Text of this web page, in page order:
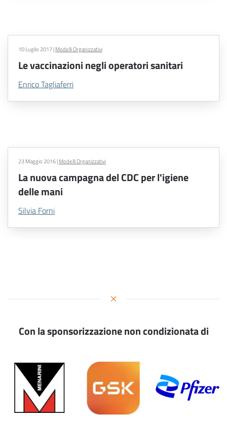
10 Luglio 2017|Modelli Organizzativi
Le vaccinazioni negli operatori sanitari
Enrico Tagliaferri
23 Maggio 2016|Modelli Organizzativi
La nuova campagna del CDC per l'igiene
delle mani
Silvia Forni
Con la sponsorizzazione non condizionata di